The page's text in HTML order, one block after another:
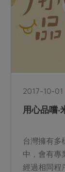
2017-10-01
用心品嚐‧
台灣擁有多
中，會有專
經過相同程